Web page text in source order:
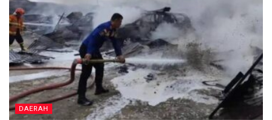
DAERAH